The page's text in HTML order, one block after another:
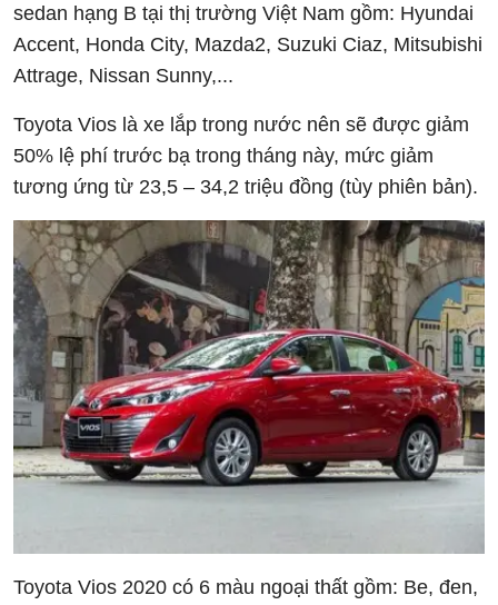
sedan hạng B tại thị trường Việt Nam gồm: Hyundai
Accent, Honda City, Mazda2, Suzuki Ciaz, Mitsubishi
Attrage, Nissan Sunny,...
Toyota Vios là xe lắp trong nước nên sẽ được giảm
50% lệ phí trước bạ trong tháng này, mức giảm
tương ứng từ 23,5 – 34,2 triệu đồng (tùy phiên bản).
Toyota Vios 2020 có 6 màu ngoại thất gồm: Be, đen,